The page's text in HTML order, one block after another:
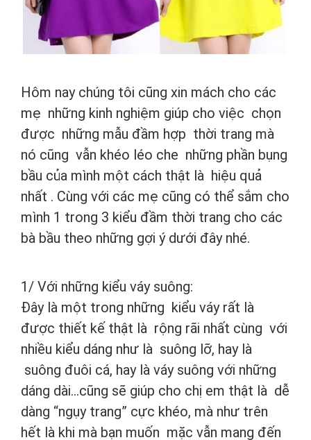
Hôm nay chúng tôi cũng xin mách cho các
mẹ những kinh nghiệm giúp cho việc chọn
được những mẫu đầm hợp thời trang mà
nó cũng vẫn khéo léo che những phần bụng
bầu của mình một cách thật là hiệu quả
nhất . Cùng với các mẹ cũng có thể sắm cho
mình 1 trong 3 kiểu đầm thời trang cho các
bà bầu theo những gợi ý dưới đây nhé.
1/ Với những kiểu váy suông:
Đây là một trong những kiểu váy rất là
được thiết kế thật là rộng rãi nhất cùng với
nhiều kiểu dáng như là suông lỡ, hay là
suông đuôi cá, hay là váy suông với những
dáng dài…cũng sẽ giúp cho chị em thật là dễ
dàng “ngụy trang” cực khéo, mà như trên
hết là khi mà bạn muốn mặc vẫn mang đến